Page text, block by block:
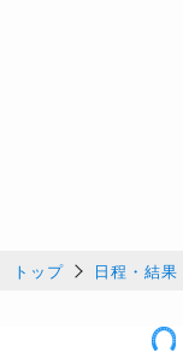
トップ 日程・結果